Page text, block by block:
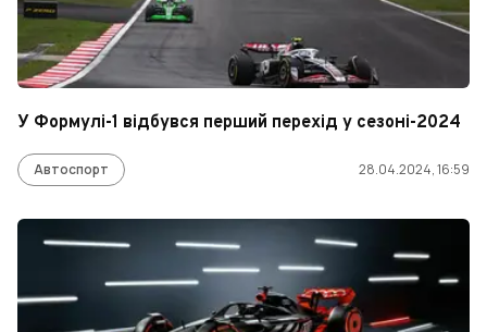
У Формулі-1 відбувся перший перехід у сезоні-2024
Автоспорт 28.04.2024, 16:59